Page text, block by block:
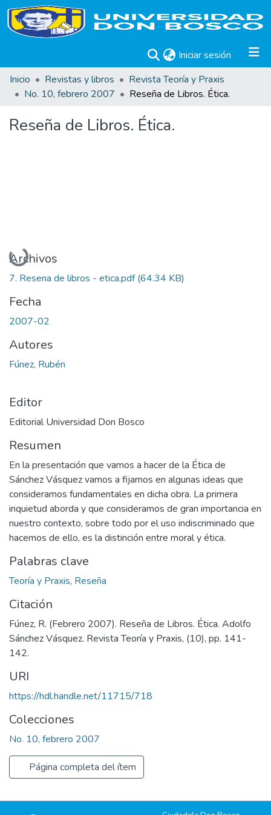
Iniciar sesión (current)
Inicio
Revistas y libros
Revista Teoría y Praxis
No. 10, febrero 2007
Reseña de Libros. Ética.
Reseña de Libros. Ética.
Cargando...
Archivos
7. Resena de libros - etica.pdf(64.34 KB)
Fecha
2007-02
Autores
Fúnez, Rubén
Editor
Editorial Universidad Don Bosco
Resumen
En la presentación que vamos a hacer de la Ética de
Sánchez Vásquez vamos a fijarnos en algunas ideas que
consideramos fundamentales en dicha obra. La primera
inquietud aborda y que consideramos de gran importancia en
nuestro contexto, sobre todo por el uso indiscriminado que
hacemos de ello, es la distinción entre moral y ética.
Palabras clave
Teoría y Praxis, Reseña
Citación
Fúnez, R. (Febrero 2007). Reseña de Libros. Ética. Adolfo
Sánchez Vásquez. Revista Teoría y Praxis, (10), pp. 141-
142.
URI
https://hdl.handle.net/11715/718
Colecciones
No. 10, febrero 2007
Página completa del ítem